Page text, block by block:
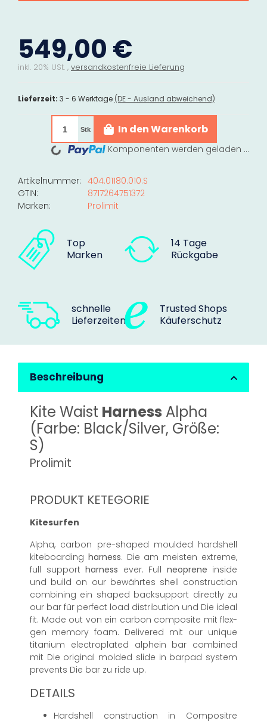
549,00 €
inkl. 20% USt. , versandkostenfreie Lieferung
Lieferzeit: 3 - 6 Werktage (DE - Ausland abweichend)
Stk In den Warenkorb
Loading... Komponenten werden geladen ...
Artikelnummer: 404.01180.010.S
GTIN:
8717264751372
Marken:
Prolimit
Top
Marken
14 Tage
Rückgabe
schnelle
Lieferzeiten
Trusted Shops
Käuferschutz
Beschreibung
Kite Waist Harness Alpha
(Farbe: Black/Silver, Größe:
S)
Prolimit
PRODUKT KETEGORIE
Kitesurfen
Alpha, carbon pre-shaped moulded hardshell
kiteboarding harness. Die am meisten extreme,
full support harness ever. Full neoprene inside
und build on our bewährtes shell construction
combining ein shaped backsupport directly zu
our bar für perfect load distribution und Die ideal
fit. Made out von ein carbon composite mit flex-
gen memory foam. Delivered mit our unique
titanium electroplated alphein bar combined
mit Die original molded slide in barpad system
prevents Die bar zu ride up.
DETAILS
Hardshell construction in Compositre